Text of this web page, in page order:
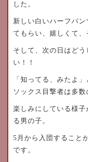
した。
新しい白いハーフパ
てもらい、嬉しくて
そして、次の日はど
い！！
「知ってる、みたよ
ソックス目撃者は多数
楽しみにしている様
る男の子。
5月から入団すること
です。